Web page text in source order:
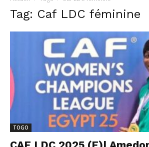
Tag: Caf LDC féminine
TOGO